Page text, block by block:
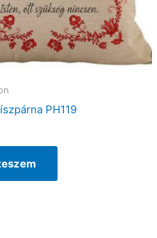
PH119